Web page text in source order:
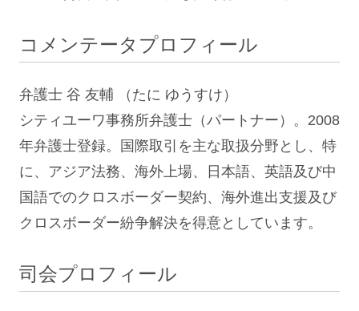
コメンテータプロフィール
弁護士 谷 友輔 （たに ゆうすけ）
シティユーワ事務所弁護士（パートナー）。2008
年弁護士登録。国際取引を主な取扱分野とし、特
に、アジア法務、海外上場、日本語、英語及び中
国語でのクロスボーダー契約、海外進出支援及び
クロスボーダー紛争解決を得意としています。
司会プロフィール